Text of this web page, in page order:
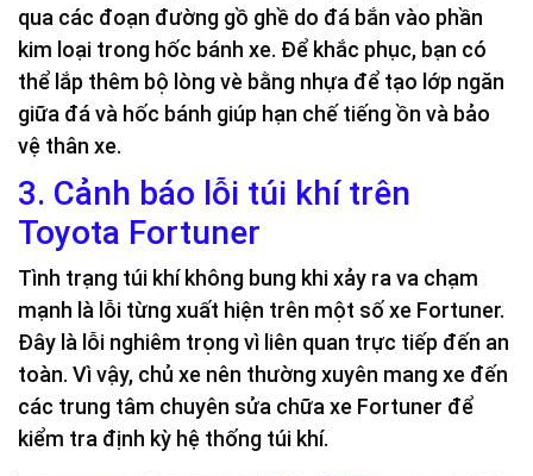
qua các đoạn đường gồ ghề do đá bắn vào phần
kim loại trong hốc bánh xe. Để khắc phục, bạn có
thể lắp thêm bộ lòng vè bằng nhựa để tạo lớp ngăn
giữa đá và hốc bánh giúp hạn chế tiếng ồn và bảo
vệ thân xe.
3. Cảnh báo lỗi túi khí trên
Toyota Fortuner
Tình trạng túi khí không bung khi xảy ra va chạm
mạnh là lỗi từng xuất hiện trên một số xe Fortuner.
Đây là lỗi nghiêm trọng vì liên quan trực tiếp đến an
toàn. Vì vậy, chủ xe nên thường xuyên mang xe đến
các trung tâm chuyên sửa chữa xe Fortuner để
kiểm tra định kỳ hệ thống túi khí.